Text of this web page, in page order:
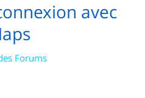
avec
Forums